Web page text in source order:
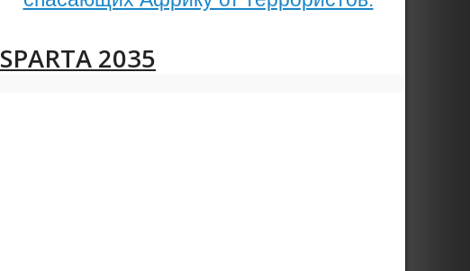
SPARTA 2035